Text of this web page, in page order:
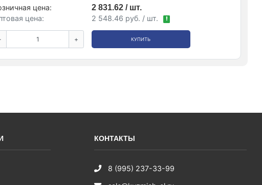
цена:
2 831.62 / шт.
цена:
2 548.46 руб. / шт. !
+ КУПИТЬ
КОНТАКТЫ
8 (995) 237-33-99